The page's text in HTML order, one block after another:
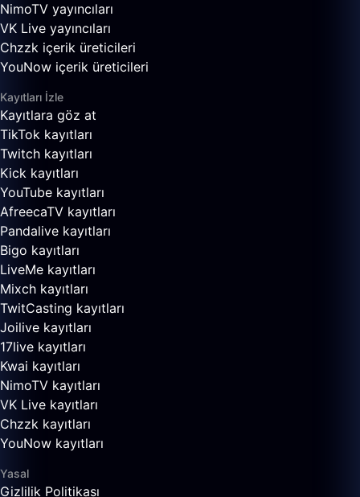
NimoTV yayıncıları
VK Live yayıncıları
Chzzk içerik üreticileri
YouNow içerik üreticileri
Kayıtları İzle
Kayıtlara göz at
TikTok kayıtları
Twitch kayıtları
Kick kayıtları
YouTube kayıtları
AfreecaTV kayıtları
Pandalive kayıtları
Bigo kayıtları
LiveMe kayıtları
Mixch kayıtları
TwitCasting kayıtları
Joilive kayıtları
17live kayıtları
Kwai kayıtları
NimoTV kayıtları
VK Live kayıtları
Chzzk kayıtları
YouNow kayıtları
Yasal
Gizlilik Politikası